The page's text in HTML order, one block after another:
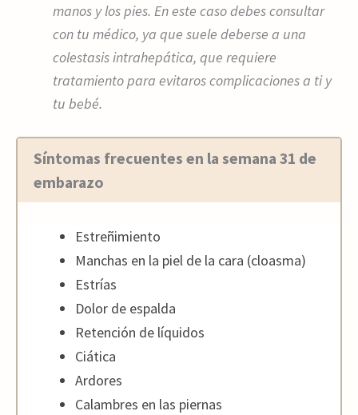
manos y los pies. En este caso debes consultar
con tu médico, ya que suele deberse a una
colestasis intrahepática, que requiere
tratamiento para evitaros complicaciones a ti y
tu bebé.
Síntomas frecuentes en la semana 31 de
embarazo
Estreñimiento
Manchas en la piel de la cara (cloasma)
Estrías
Dolor de espalda
Retención de líquidos
Ciática
Ardores
Calambres en las piernas